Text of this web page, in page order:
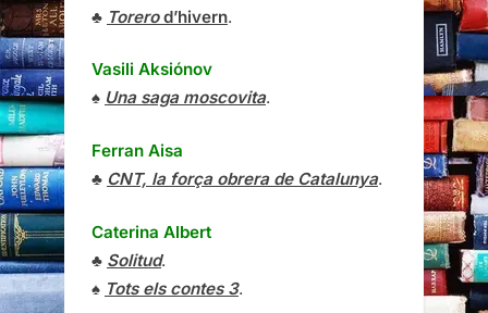
♣ Torerod’hivern.
Vasili Aksiónov
♠ Una saga moscovita.
Ferran Aisa
♣ CNT, la força obrera de Catalunya.
Caterina Albert
♣ Solitud.
♠ Tots els contes 3.